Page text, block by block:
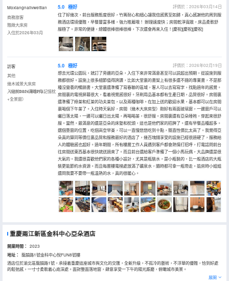
Moxiangnailvweitian
商務旅客
雅緻大床房
入住於2026年03月
5.0 極好
評價於：2026年03月14日
住了好幾次，前台服務態度很好，竹箐耐心和細心讓我倍感賓至如歸，真心感謝他的周到服
務酒店環境優雅，早餐豐富多樣，強力推薦哦！ 辦理速度快；房間乾淨寬敞，床品柔軟舒
服極了。非常的便捷，總體很棒很棒很棒，下次還會再來入住！[慶祝][慶祝][慶祝]
訪客
其他
幾木城景大床房
（Minibar+深睡Pro記憶枕
+全景窗）
入住於2026年02月
5.0 極好
評價於：2026年02月19日
想去光環公園玩，就訂了旁邊的亞朵，入住下來非常滿意甚至可以説超出預期，從設施到服
務都很好。設施上很多細節值得誇讚，比如大堂裏的書架上有很多還不錯的專業書，不是那
種沒營養的暢銷書。大堂裏還準備了寫春聯的區域，客人可以去寫寫字，找點過年的感覺。
房間裏的電視屏幕很大，看着視覺感很好。牙刷用品基本都有生產日期，品質很好。房間裏
還準備了綠茶和紅茶的功夫茶包，以及兩種咖啡。在加上送的歡迎水果，基本都可以在房間
裏喝個下午茶了。入住時天氣好，房間（幾木大床房型）剛好有兩面玻璃窗，一邊窗戶可以
曬日落太陽，一邊可以曬日出太陽，再喝喝茶，很舒服。房間裏還有亞朵睡袍，穿起來很舒
服。當然，最滿意的還是亞朵的床墊和枕頭，這也是他們家的招牌了。還有早餐品種超多。
選個靠窗的位置，吃個高空早茶，可以一直慢悠悠吃到十點，簡直性價比太高了。我覺得亞
朵真的算同等價位裏品質和服務最好的酒店了，幾百塊錢享受的設施已經很過硬了，服務給
人的體驗感也超好。過年期間，所有樓層工作人員遇到客戶都會熱情打招呼，打電話問前台
往房間送東西基本很快就送過來了。而且前台還給客戶準備了一個小馬玩偶，大品牌還是很
大氣的。我還很喜歡他們家的各種小設計，尤其是瓶裝水，是小瓶裝的，比一般酒店的大瓶
裝更能節約水資源。而且每層樓電梯處放滿了礦泉水，隨時都可拿一瓶帶走。退房時小姐姐
還問我要不要帶一瓶温熱的水，真的很暖心。
重慶兩江新區金科中心亞朵酒店
開業時間： 2023
地址：
龍韻路1號金科中心悅FUN8號樓
酒店位於渝北區龍韻路1號，承接着重慶這座城市與文化的交匯，全新升級，不孤冷的藝術，不浮華的優雅，恰到好處
的鬆弛感，一寸寸柔軟着心底深處。面對整面落地窗，肆意享受一下午的陽光廝磨，俯瞰城市美景。
展開